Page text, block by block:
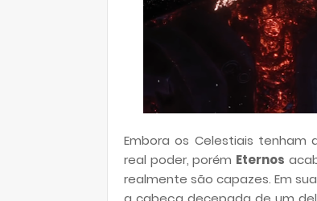
Embora os Celestiais tenham
real poder, porém Eternos
realmente são capazes. Em